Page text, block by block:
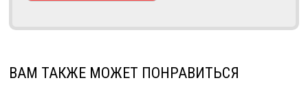
ВАМ ТАКЖЕ МОЖЕТ ПОНРАВИТЬСЯ